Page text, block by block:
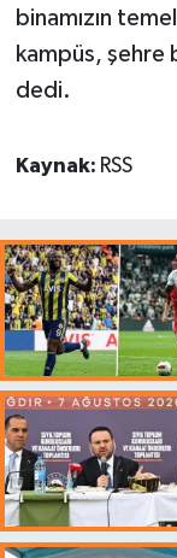
binamızın
kampüs, şehre
dedi.
Kaynak: RSS